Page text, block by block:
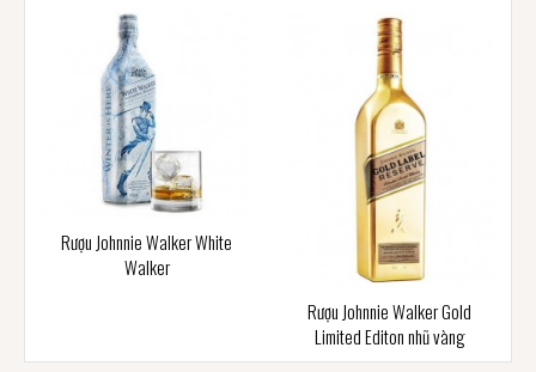
Rượu Johnnie Walker White
Walker
Rượu Johnnie Walker Gold
Limited Editon nhũ vàng